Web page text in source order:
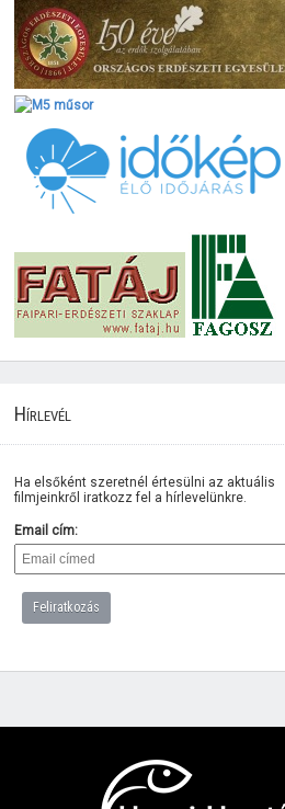
Hírlevél
Ha elsőként szeretnél értesülni az aktuális
filmjeinkről iratkozz fel a hírlevelünkre.
Email cím: